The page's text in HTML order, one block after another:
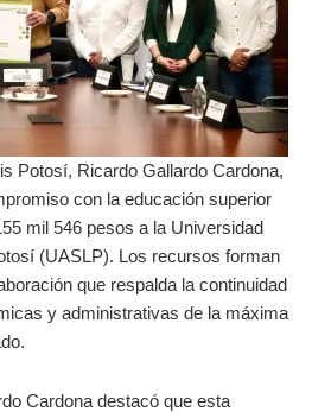
Potosí, Ricardo Gallardo Cardona,
con la educación superior
mil 546 pesos a la Universidad
(UASLP). Los recursos forman
que respalda la continuidad
y administrativas de la máxima
Cardona destacó que esta